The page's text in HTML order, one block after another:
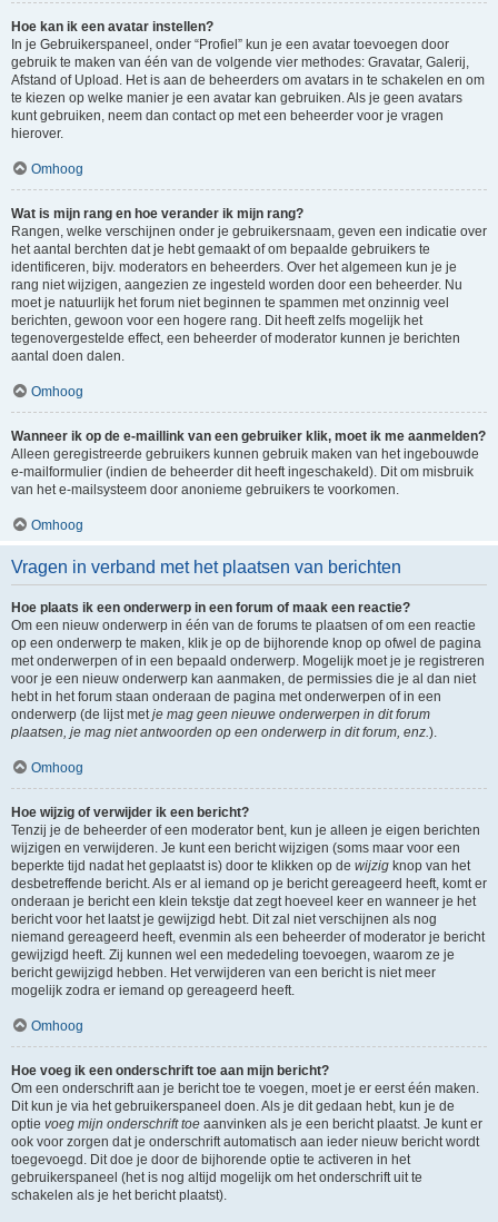
Hoe kan ik een avatar instellen?
In je Gebruikerspaneel, onder “Profiel” kun je een avatar toevoegen door
gebruik te maken van één van de volgende vier methodes: Gravatar, Galerij,
Afstand of Upload. Het is aan de beheerders om avatars in te schakelen en om
te kiezen op welke manier je een avatar kan gebruiken. Als je geen avatars
kunt gebruiken, neem dan contact op met een beheerder voor je vragen
hierover.
Omhoog
Wat is mijn rang en hoe verander ik mijn rang?
Rangen, welke verschijnen onder je gebruikersnaam, geven een indicatie over
het aantal berchten dat je hebt gemaakt of om bepaalde gebruikers te
identificeren, bijv. moderators en beheerders. Over het algemeen kun je je
rang niet wijzigen, aangezien ze ingesteld worden door een beheerder. Nu
moet je natuurlijk het forum niet beginnen te spammen met onzinnig veel
berichten, gewoon voor een hogere rang. Dit heeft zelfs mogelijk het
tegenovergestelde effect, een beheerder of moderator kunnen je berichten
aantal doen dalen.
Omhoog
Wanneer ik op de e-maillink van een gebruiker klik, moet ik me aanmelden?
Alleen geregistreerde gebruikers kunnen gebruik maken van het ingebouwde
e-mailformulier (indien de beheerder dit heeft ingeschakeld). Dit om misbruik
van het e-mailsysteem door anonieme gebruikers te voorkomen.
Omhoog
Vragen in verband met het plaatsen van berichten
Hoe plaats ik een onderwerp in een forum of maak een reactie?
Om een nieuw onderwerp in één van de forums te plaatsen of om een reactie
op een onderwerp te maken, klik je op de bijhorende knop op ofwel de pagina
met onderwerpen of in een bepaald onderwerp. Mogelijk moet je je registreren
voor je een nieuw onderwerp kan aanmaken, de permissies die je al dan niet
hebt in het forum staan onderaan de pagina met onderwerpen of in een
onderwerp (de lijst metje mag geen nieuwe onderwerpen in dit forum
plaatsen, je mag niet antwoorden op een onderwerp in dit forum, enz.).
Omhoog
Hoe wijzig of verwijder ik een bericht?
Tenzij je de beheerder of een moderator bent, kun je alleen je eigen berichten
wijzigen en verwijderen. Je kunt een bericht wijzigen (soms maar voor een
beperkte tijd nadat het geplaatst is) door te klikken op de wijzig knop van het
desbetreffende bericht. Als er al iemand op je bericht gereageerd heeft, komt er
onderaan je bericht een klein tekstje dat zegt hoeveel keer en wanneer je het
bericht voor het laatst je gewijzigd hebt. Dit zal niet verschijnen als nog
niemand gereageerd heeft, evenmin als een beheerder of moderator je bericht
gewijzigd heeft. Zij kunnen wel een mededeling toevoegen, waarom ze je
bericht gewijzigd hebben. Het verwijderen van een bericht is niet meer
mogelijk zodra er iemand op gereageerd heeft.
Omhoog
Hoe voeg ik een onderschrift toe aan mijn bericht?
Om een onderschrift aan je bericht toe te voegen, moet je er eerst één maken.
Dit kun je via het gebruikerspaneel doen. Als je dit gedaan hebt, kun je de
optie voeg mijn onderschrift toe aanvinken als je een bericht plaatst. Je kunt er
ook voor zorgen dat je onderschrift automatisch aan ieder nieuw bericht wordt
toegevoegd. Dit doe je door de bijhorende optie te activeren in het
gebruikerspaneel (het is nog altijd mogelijk om het onderschrift uit te
schakelen als je het bericht plaatst).